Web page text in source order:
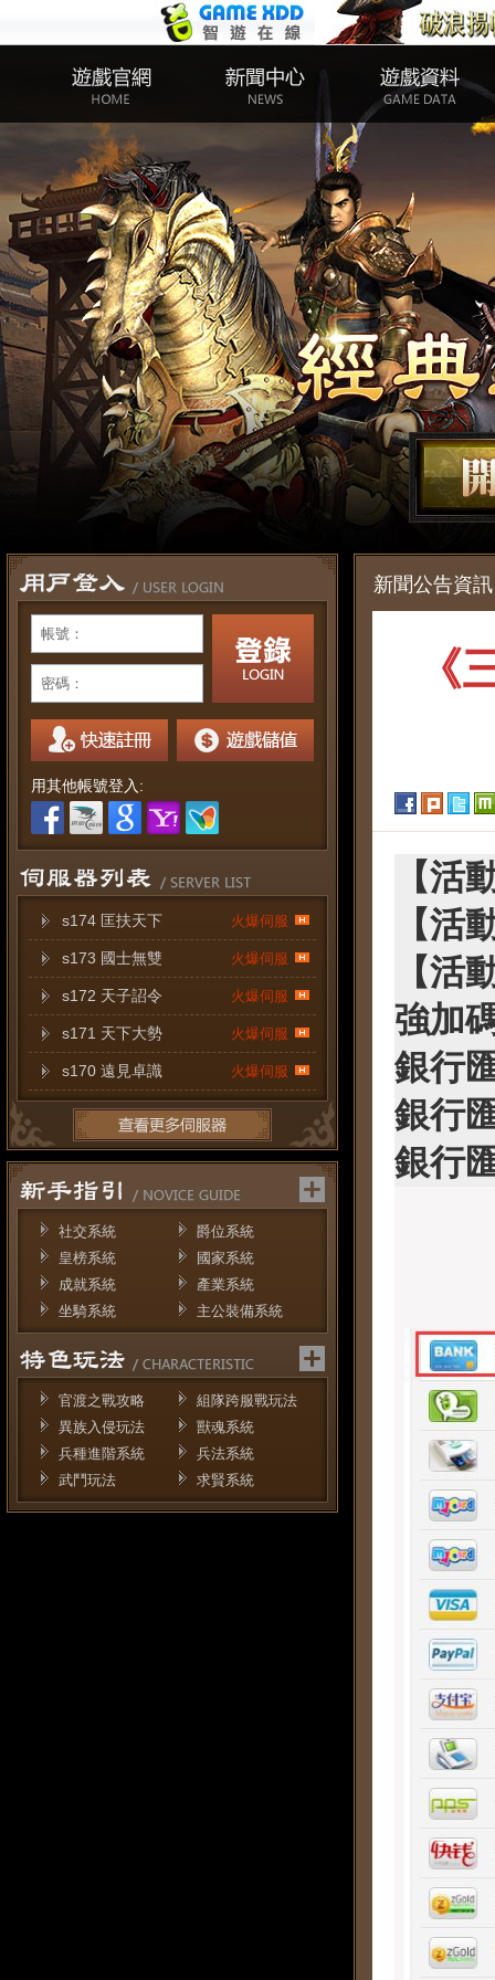
帳號：
密碼：
用其他帳號登入:
s174 匡扶天下 火爆伺服
s173 國士無雙 火爆伺服
s172 天子詔令 火爆伺服
s171 天下大勢 火爆伺服
s170 遠見卓識 火爆伺服
社交系統
爵位系統
皇榜系統
國家系統
成就系統
產業系統
坐騎系統
主公裝備系統
官渡之戰攻略
組隊跨服戰玩法
異族入侵玩法
獸魂系統
兵種進階系統
兵法系統
武鬥玩法
求賢系統
新聞公告資訊
【活
【活
【活
強加
銀行
銀行
銀行